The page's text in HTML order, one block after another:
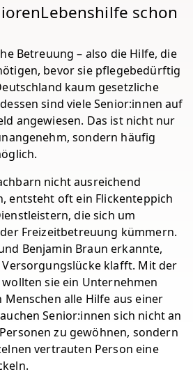
schon
Betreuung – also die Hilfe, die
bevor sie pflegebedürftig
kaum gesetzliche
sind viele Senior:innen auf
angewiesen. Das ist nicht nur
sondern häufig
nicht ausreichend
entsteht oft ein Flickenteppich
die sich um
Freizeitbetreuung kümmern.
Benjamin Braun erkannte,
klafft. Mit der
sie ein Unternehmen
alle Hilfe aus einer
Senior:innen sich nicht an
zu gewöhnen, sondern
vertrauten Person eine